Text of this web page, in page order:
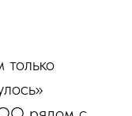
только